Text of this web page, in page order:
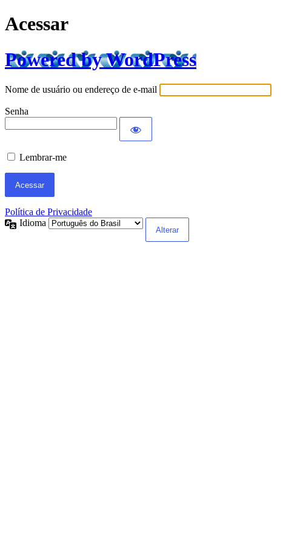
Acessar
Powered by WordPress
Nome de usuário ou endereço de e-mail
Senha
Lembrar-me
Política de Privacidade
Idioma